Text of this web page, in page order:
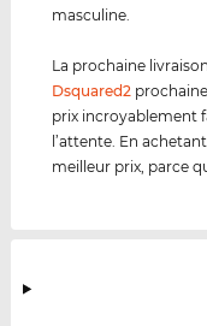
masculine.
La prochaine
Dsquared2
prix incroyablement
l’attente. En
meilleur prix, parce